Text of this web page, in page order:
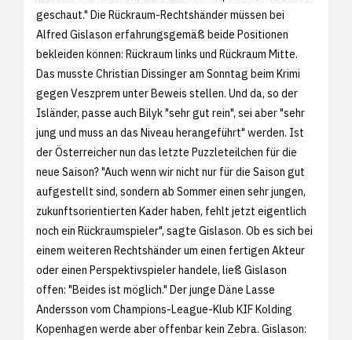
geschaut." Die Rückraum-Rechtshänder müssen bei
Alfred Gislason erfahrungsgemäß beide Positionen
bekleiden können: Rückraum links und Rückraum Mitte.
Das musste Christian Dissinger am Sonntag beim Krimi
gegen Veszprem unter Beweis stellen. Und da, so der
Isländer, passe auch Bilyk "sehr gut rein", sei aber "sehr
jung und muss an das Niveau herangeführt" werden. Ist
der Österreicher nun das letzte Puzzleteilchen für die
neue Saison? "Auch wenn wir nicht nur für die Saison gut
aufgestellt sind, sondern ab Sommer einen sehr jungen,
zukunftsorientierten Kader haben, fehlt jetzt eigentlich
noch ein Rückraumspieler", sagte Gislason. Ob es sich bei
einem weiteren Rechtshänder um einen fertigen Akteur
oder einen Perspektivspieler handele, ließ Gislason
offen: "Beides ist möglich." Der junge Däne Lasse
Andersson vom Champions-League-Klub KIF Kolding
Kopenhagen werde aber offenbar kein Zebra. Gislason: